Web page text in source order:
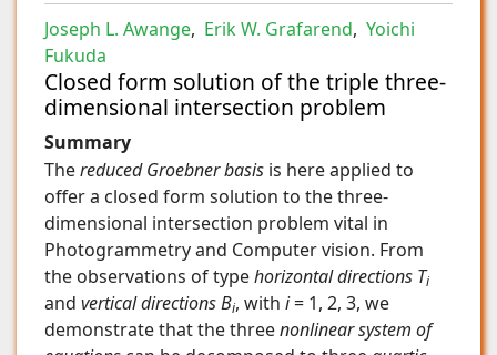
Joseph L. Awange, Erik W. Grafarend, Yoichi
Fukuda
Closed form solution of the triple three-
dimensional intersection problem
Summary
Thereduced Groebner basis is here applied to
offer a closed form solution to the three-
dimensional intersection problem vital in
Photogrammetry and Computer vision. From
the observations of typehorizontal directions Ti
and vertical directionsBi, with i= 1, 2, 3, we
demonstrate that the threenonlinear system of